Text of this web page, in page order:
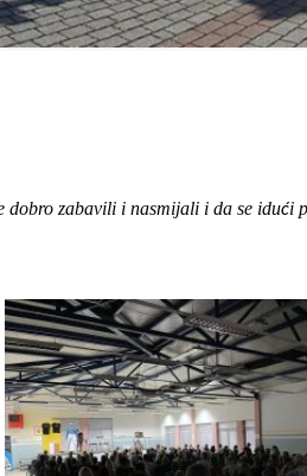
dobro zabavili i nasmijali i da se idući